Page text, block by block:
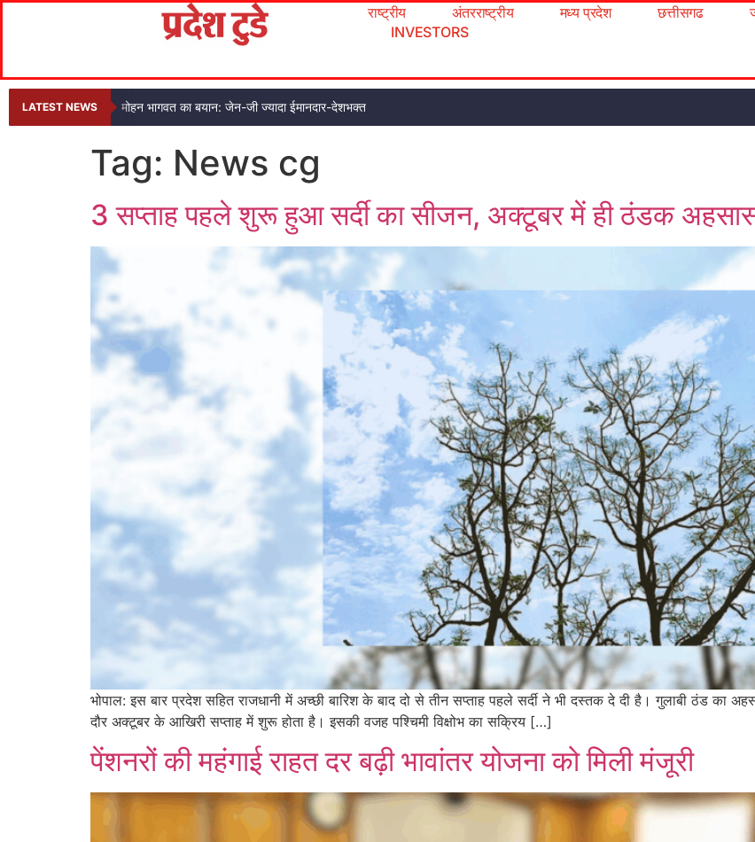
राष्ट्रीय अंतरराष्ट्रीय मध्य प्रदेश छत्तीसगढ
INVESTORS
LATEST NEWS मोहन भागवत का बयान: जेन-जी ज्यादा ईमानदार-देशभक्त
Tag: News cg
3 सप्ताह पहले शुरू हुआ सर्दी का सीजन, अक्टूबर में ही ठंडक
भोपाल: इस बार प्रदेश सहित राजधानी में अच्छी बारिश के बाद दो से तीन सप्ताह पहले सर्दी ने भी दस्तक दे दी है। गुलाबी ठंड का
दौर अक्टूबर के आखिरी सप्ताह में शुरू होता है। इसकी वजह पश्चिमी विक्षोभ का सक्रिय […]
पेंशनरों की महंगाई राहत दर बढ़ी भावांतर योजना को मिली मंजूरी